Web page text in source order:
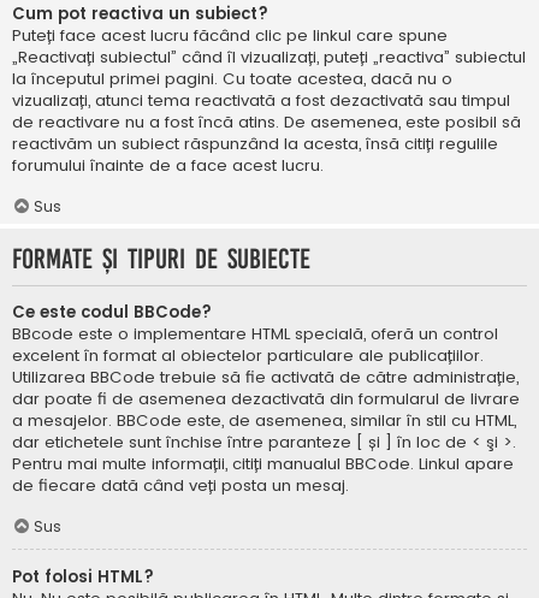
Cum pot reactiva un subiect?
Puteți face acest lucru făcând clic pe linkul care spune
„Reactivați subiectul” când îl vizualizați, puteți „reactiva” subiectul
la începutul primei pagini. Cu toate acestea, dacă nu o
vizualizați, atunci tema reactivată a fost dezactivată sau timpul
de reactivare nu a fost încă atins. De asemenea, este posibil să
reactivăm un subiect răspunzând la acesta, însă citiți regulile
forumului înainte de a face acest lucru.
Sus
Formate și tipuri de subiecte
Ce este codul BBCode?
BBcode este o implementare HTML specială, oferă un control
excelent în format al obiectelor particulare ale publicațiilor.
Utilizarea BBCode trebuie să fie activată de către administrație,
dar poate fi de asemenea dezactivată din formularul de livrare
a mesajelor. BBCode este, de asemenea, similar în stil cu HTML,
dar etichetele sunt închise între paranteze [ și ] în loc de < şi >.
Pentru mai multe informații, citiți manualul BBCode. Linkul apare
de fiecare dată când veți posta un mesaj.
Sus
Pot folosi HTML?